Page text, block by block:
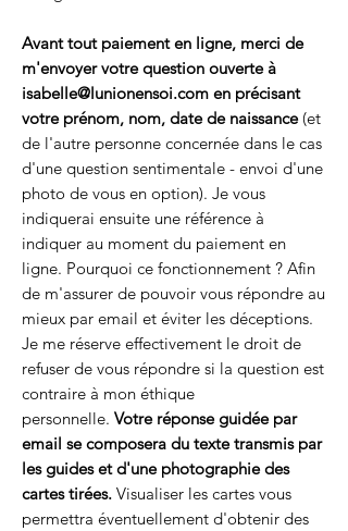
Avant tout paiement en ligne, merci de
m'envoyer votre question ouverte à
isabelle@lunionensoi.com en précisant
votre prénom, nom, date de naissance(et
de l'autre personne concernée dans le cas
d'une question sentimentale - envoi d'une
photo de vous en option). Je vous
indiquerai ensuite une référence à
indiquer au moment du paiement en
ligne. Pourquoi ce fonctionnement ? Afin
de m'assurer de pouvoir vous répondre au
mieux par email et éviter les déceptions.
Je me réserve effectivement le droit de
refuser de vous répondre si la question est
contraire à mon éthique
personnelle. Votre réponse guidée par
email se composera du texte transmis par
les guides et d'une photographie des
cartes tirées. Visualiser les cartes vous
permettra éventuellement d'obtenir des